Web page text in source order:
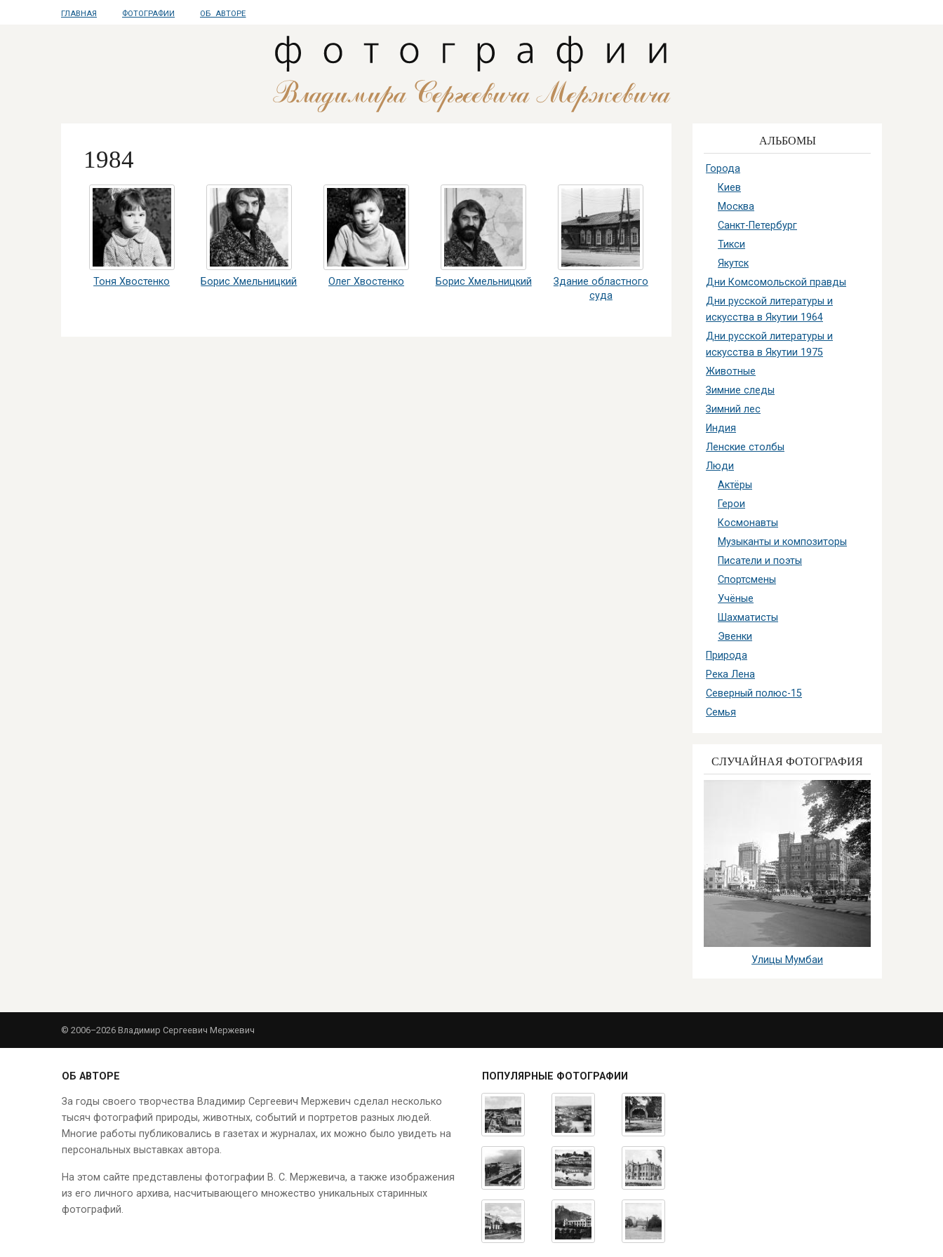
ГЛАВНАЯ ФОТОГРАФИИ ОБ АВТОРЕ
1984
Тоня Хвостенко Борис Хмельницкий Олег Хвостенко Борис Хмельницкий
Здание областного
суда
АЛЬБОМЫ
Города
Киев
Москва
Санкт-Петербург
Тикси
Якутск
Дни Комсомольской правды
Дни русской литературы и
искусства в Якутии 1964
Дни русской литературы и
искусства в Якутии 1975
Животные
Зимние следы
Зимний лес
Индия
Ленские столбы
Люди
Актёры
Герои
Космонавты
Музыканты и композиторы
Писатели и поэты
Спортсмены
Учёные
Шахматисты
Эвенки
Природа
Река Лена
Северный полюс-15
Семья
СЛУЧАЙНАЯ ФОТОГРАФИЯ
Улицы Мумбаи
© 2006–2026 Владимир Сергеевич Мержевич
ОБ АВТОРЕ
За годы своего творчества Владимир Сергеевич Мержевич сделал несколько
тысяч фотографий природы, животных, событий и портретов разных людей.
Многие работы публиковались в газетах и журналах, их можно было увидеть на
персональных выставках автора.
На этом сайте представлены фотографии В. С. Мержевича, а также изображения
из его личного архива, насчитывающего множество уникальных старинных
фотографий.
ПОПУЛЯРНЫЕ ФОТОГРАФИИ